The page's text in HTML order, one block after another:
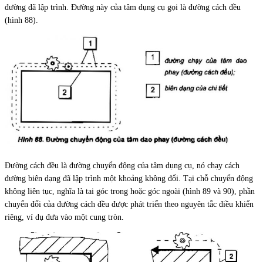
đường đã lập trình. Đường này của tâm dụng cụ gọi là đường cách đều
(hình 88).
Đường cách đều là đường chuyển động của tâm dụng cụ, nó chạy cách
đường biên dạng đã lập trình một khoảng không đổi. Tại chỗ chuyển động
không liên tục, nghĩa là tai góc trong hoặc góc ngoài (hình 89 và 90), phần
chuyển đổi của đường cách đều được phát triển theo nguyên tắc điều khiển
riêng, ví dụ đưa vào một cung tròn.